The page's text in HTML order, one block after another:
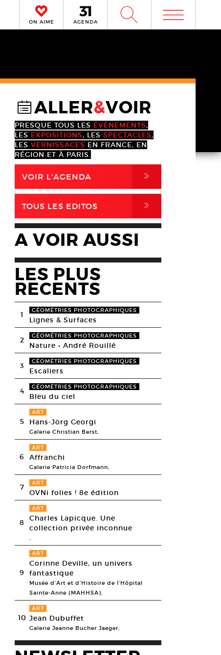
ON AIME AGENDA W m
@ALLER&VOIR
PRESQUE TOUS LES ÉVÈNEMENTS,
LES EXPOSITIONS, LES SPECTACLES,
LES VERNISSAGES EN FRANCE, EN
RÉGION ET À PARIS.
VOIR L'AGENDA ,
TOUS LES EDITOS ,
A VOIR AUSSI
LES PLUS
RECENTS
1 GÉOMÉTRIES PHOTOGRAPHIQUES
Lignes & Surfaces
2 GÉOMÉTRIES PHOTOGRAPHIQUES
Nature • André Rouillé
3 GÉOMÉTRIES PHOTOGRAPHIQUES
Escaliers
4 GÉOMÉTRIES PHOTOGRAPHIQUES
Bleu du ciel
5
ART
Hans-Jörg Georgi
Galerie Christian Berst,
6
ART
Affranchi
Galerie Patricia Dorfmann,
7 ART
OVNi folies ! 8e édition
8
ART
Charles Lapicque. Une
collection privée inconnue
,
9
ART
Corinne Deville, un univers
fantastique
Musée d’Art et d’Histoire de l’Hôpital
Sainte-Anne (MAHHSA),
10
ART
Jean Dubuffet
Galerie Jeanne Bucher Jaeger,